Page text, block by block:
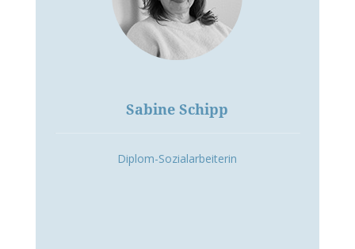
Sabine Schipp
Diplom-Sozialarbeiterin